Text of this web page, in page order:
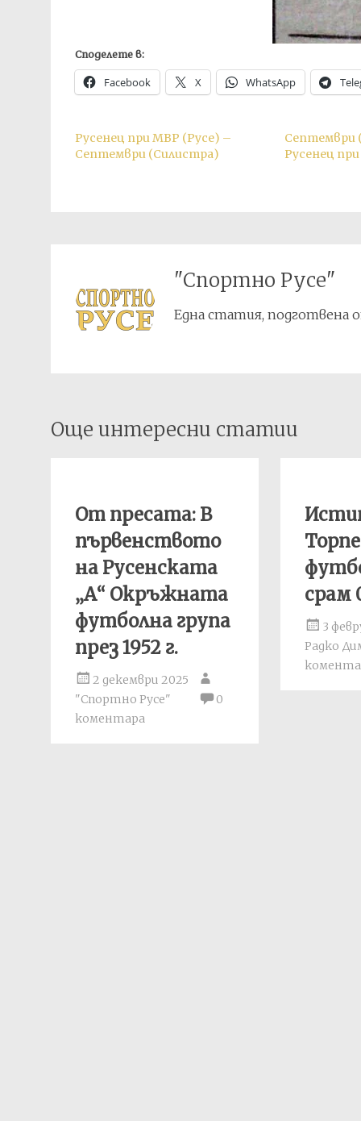
Споделете в:
Facebook X WhatsApp
Русенец при МВР (Русе) –
Септември (Силистра)
Септември
Русенец
"Спортно Русе"
Една статия, подготвена
Post
navigation
Още интересни статии
От пресата: В
първенството
на Русенската
„А“ Окръжната
футболна група
през 1952 г.
2 декември 2025
"Спортно Русе"
0
коментара
срам
3
Радко